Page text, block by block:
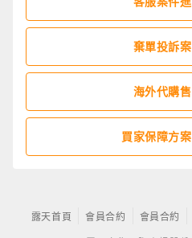
棄單投訴
海外代購
買家保障方
露天首頁 會員合約 會員合約